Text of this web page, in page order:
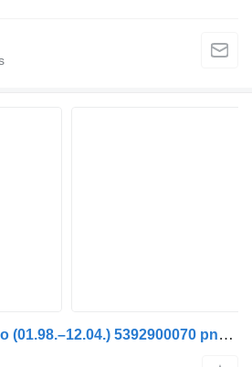
Mercedes-Benz Atego (01.98.–12.04.) 5392900070 pneimatiskais vārsts paredzēts Mercedes-Benz Atego, Atego 2, Atego 3 (1996-) kravas automašīnas